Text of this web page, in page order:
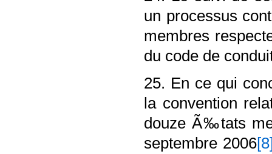
un processus
membres
du code de
25. En ce qui
la convention
douze Ã‰tats
septembre 2006